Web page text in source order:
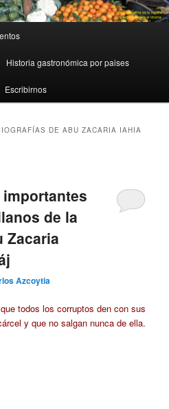
Historia gastronómica por paises
Escribirnos
DE ABU ZACARIA IAHIA
de la
Zacaria
Azcoytia
todos los corruptos den con sus
y que no salgan nunca de ella.